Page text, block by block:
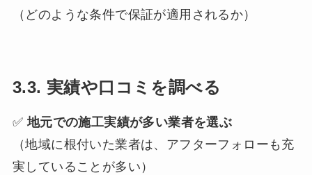
（どのような条件で保証が適用されるか）
3.3. 実績や口コミを調べる
✅地元での施工実績が多い業者を選ぶ
（地域に根付いた業者は、アフターフォローも充
実していることが多い）